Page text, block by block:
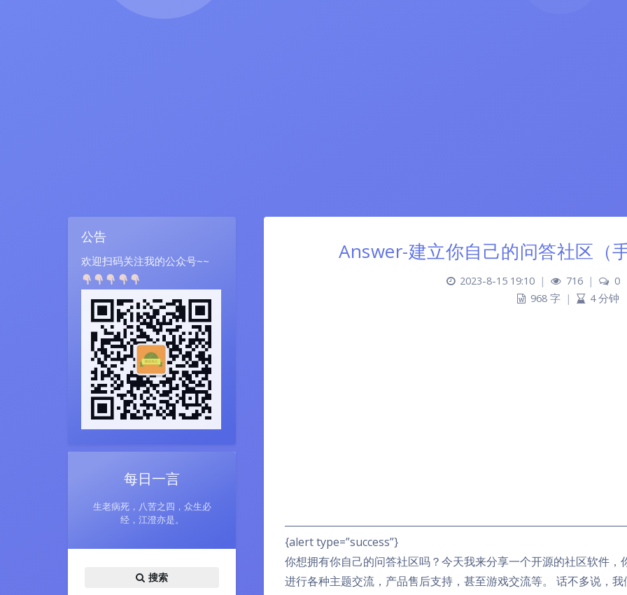
公告
欢迎扫码关注我的公众号~~
每日一言
生老病死，八苦之四，众生必
经，江澄亦是。
搜索
Answer-建立你自己的问答社区（
2023-8-15 19:10 | 716 | 0
968 字 | 4 分钟
{alert type=”success”}
你想拥有你自己的问答社区吗？今天我来分享一个开源的社区软件
进行各种主题交流，产品售后支持，甚至游戏交流等。 话不多说，